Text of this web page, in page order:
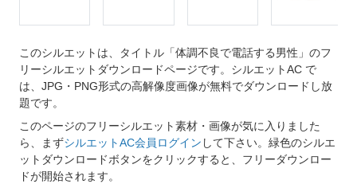
このシルエットは、タイトル「体調不良で電話する男性」のフ
リーシルエットダウンロードページです。シルエットAC で
は、JPG・PNG形式の高解像度画像が無料でダウンロードし放
題です。
このページのフリーシルエット素材・画像が気に入りました
ら、まずシルエットAC会員ログイン して下さい。緑色のシルエ
ットダウンロードボタンをクリックすると、フリーダウンロー
ドが開始されます。